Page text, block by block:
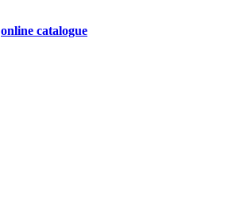
online catalogue